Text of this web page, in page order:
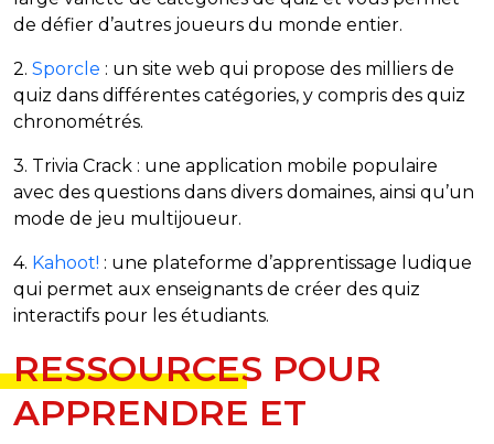
de défier d’autres joueurs du monde entier.
2. Sporcle : un site web qui propose des milliers de
quiz dans différentes catégories, y compris des quiz
chronométrés.
3. Trivia Crack : une application mobile populaire
avec des questions dans divers domaines, ainsi qu’un
mode de jeu multijoueur.
4. Kahoot! : une plateforme d’apprentissage ludique
qui permet aux enseignants de créer des quiz
interactifs pour les étudiants.
RESSOURCES POUR
APPRENDRE ET